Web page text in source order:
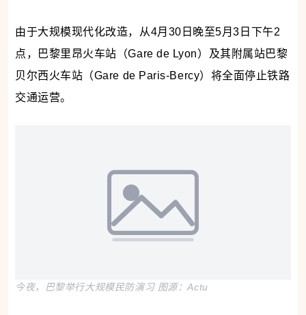
由于大规模现代化改造，
从4月30日晚至5月3日下午2
点，巴黎里昂火车站（Gare de Lyon）及其附属站巴黎
贝尔西火车站（Gare de Paris-Bercy）将全面停止铁路
交通运营。
今夜，巴黎举行大规模民防演习 图源：Actu